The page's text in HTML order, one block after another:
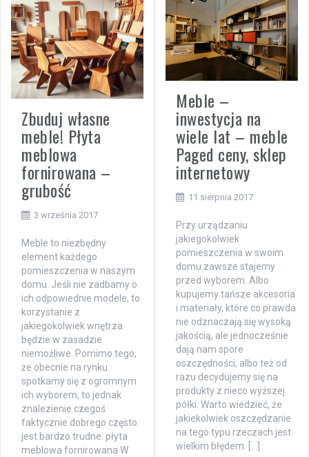
Zbuduj własne
meble! Płyta
meblowa
fornirowana –
grubość
3 września 2017
Meble to niezbędny
element każdego
pomieszczenia w naszym
domu. Jeśli nie zadbamy o
ich odpowiednie modele, to
korzystanie z
jakiegokolwiek wnętrza
będzie w zasadzie
niemożliwe. Pomimo tego,
że obecnie na rynku
spotkamy się z ogromnym
ich wyborem, to jednak
znalezienie czegoś
faktycznie dobrego często
jest bardzo trudne. płyta
meblowa fornirowana W
Meble –
inwestycja na
wiele lat – meble
Paged ceny, sklep
internetowy
11 sierpnia 2017
Przy urządzaniu
jakiegokolwiek
pomieszczenia w swoim
domu zawsze stajemy
przed wyborem. Albo
kupujemy tańsze akcesoria
i materiały, które co prawda
nie odznaczają się wysoką
jakością, ale jednocześnie
dają nam spore
oszczędności, albo też od
razu decydujemy się na
produkty z nieco wyższej
półki. Warto wiedzieć, że
jakiekolwiek oszczędzanie
na tego typu rzeczach jest
wielkim błędem. […]